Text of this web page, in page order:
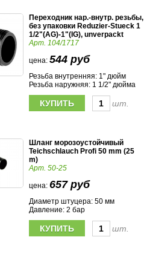
Переходник нар.-внутр. резьбы,
без упаковки Reduzier-Stueck 1
1/2"(AG)-1"(IG), unverpackt
Арт. 104/1717
цена: 544 руб
Резьба внутренняя: 1" дюйм
Резьба наружняя: 1 1/2" дюйма
шт.
Шланг морозоустойчивый
Teichschlauch Profi 50 mm (25
m)
Арт. 50-25
цена: 657 руб
Диаметр штуцера: 50 мм
Давление: 2 бар
шт.